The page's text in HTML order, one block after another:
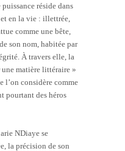
réside dans
en la vie : illettrée,
comme une bête,
son nom, habitée par
À travers elle, la
matière littéraire »
l’on considère comme
pourtant des héros
NDiaye se
la précision de son